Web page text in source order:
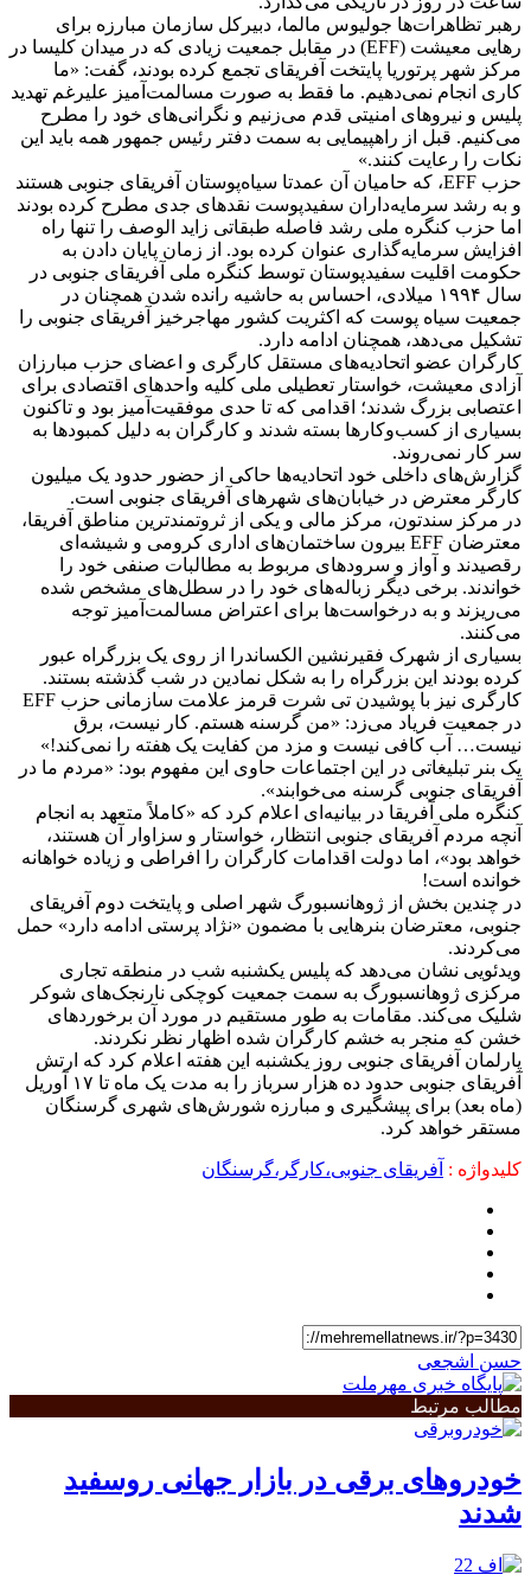
رهبر تظاهرات‌ها جولیوس مالما، دبیرکل سازمان مبارزه برای
رهایی معیشت (EFF) در مقابل جمعیت زیادی که در میدان کلیسا در
مرکز شهر پرتوریا پایتخت آفریقای تجمع کرده بودند، گفت: «ما
کاری انجام نمی‌دهیم. ما فقط به صورت مسالمت‌آمیز علیرغم تهدید
پلیس و نیروهای امنیتی قدم می‌زنیم و نگرانی‌های خود را مطرح
می‌کنیم. قبل از راهپیمایی به سمت دفتر رئیس جمهور همه باید این
نکات را رعایت کنند.»
حزب EFF، که حامیان آن عمدتا سیاه‌پوستان آفریقای جنوبی هستند
و به رشد سرمایه‌داران سفیدپوست نقدهای جدی مطرح کرده بودند
اما حزب کنگره ملی رشد فاصله طبقاتی زاید الوصف را تنها راه
افزایش سرمایه‌گذاری عنوان کرده بود. از زمان پایان دادن به
حکومت اقلیت سفیدپوستان توسط کنگره ملی آفریقای جنوبی در
سال ۱۹۹۴ میلادی، احساس به حاشیه رانده شدن همچنان در
جمعیت سیاه پوست که اکثریت کشور مهاجرخیز آفریقای جنوبی را
تشکیل می‌دهد، همچنان ادامه دارد.
کارگران عضو اتحادیه‌های مستقل کارگری و اعضای حزب مبارزان
آزادی معیشت، خواستار تعطیلی ملی کلیه واحدهای اقتصادی برای
اعتصابی بزرگ شدند؛ اقدامی که تا حدی موفقیت‌آمیز بود و تاکنون
بسیاری از کسب‌وکارها بسته شدند و کارگران به دلیل کمبودها به
سر کار نمی‌روند.
گزارش‌های داخلی خود اتحادیه‌ها حاکی از حضور حدود یک میلیون
کارگر معترض در خیابان‌های شهرهای آفریقای جنوبی است.
در مرکز سندتون، مرکز مالی و یکی از ثروتمندترین مناطق آفریقا،
معترضان EFF بیرون ساختمان‌های اداری کرومی و شیشه‌ای
رقصیدند و آواز و سرودهای مربوط به مطالبات صنفی خود را
خواندند. برخی دیگر زباله‌های خود را در سطل‌های مشخص شده
می‌ریزند و به درخواست‌ها برای اعتراض مسالمت‌آمیز توجه
می‌کنند.
بسیاری از شهرک فقیرنشین الکساندرا از روی یک بزرگراه عبور
کرده بودند این بزرگراه را به شکل نمادین در شب گذشته بستند.
کارگری نیز با پوشیدن تی شرت قرمز علامت سازمانی حزب EFF
در جمعیت فریاد می‌زد: «من گرسنه هستم. کار نیست، برق
نیست… آب کافی نیست و مزد من کفایت یک هفته را نمی‌کند!»
یک بنر تبلیغاتی در این اجتماعات حاوی این مفهوم بود: «مردم ما در
آفریقای جنوبی گرسنه می‌خوابند».
کنگره ملی آفریقا در بیانیه‌ای اعلام کرد که «کاملاً متعهد به انجام
آنچه مردم آفریقای جنوبی انتظار، خواستار و سزاوار آن هستند،
خواهد بود»، اما دولت اقدامات کارگران را افراطی و زیاده خواهانه
خوانده است!
در چندین بخش از ژوهانسبورگ شهر اصلی و پایتخت دوم آفریقای
جنوبی، معترضان بنرهایی با مضمون «نژاد پرستی ادامه دارد» حمل
می‌کردند.
ویدئویی نشان می‌دهد که پلیس یکشنبه شب در منطقه تجاری
مرکزی ژوهانسبورگ به سمت جمعیت کوچکی نارنجک‌های شوکر
شلیک می‌کند. مقامات به طور مستقیم در مورد آن برخوردهای
خشن که منجر به خشم کارگران شده اظهار نظر نکردند.
پارلمان آفریقای جنوبی روز یکشنبه این هفته اعلام کرد که ارتش
آفریقای جنوبی حدود ده هزار سرباز را به مدت یک ماه تا ۱۷ آوریل
(ماه بعد) برای پیشگیری و مبارزه شورش‌های شهری گرسنگان
مستقر خواهد کرد.
کلیدواژه : آفریقای جنوبی،کارگر،گرسنگان
حسن اشجعی
مطالب مرتبط
خودروهای برقی در بازار جهانی روسفید
شدند